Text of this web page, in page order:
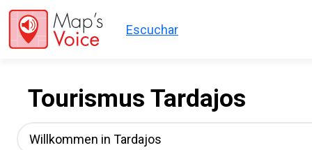
Direkt zum Inhalt
Escuchar
Tourismus Tardajos
Willkommen in Tardajos